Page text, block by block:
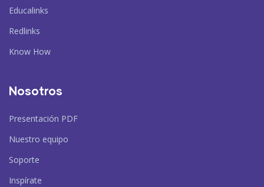
Educalinks
Redlinks
Know How
Nosotros
Presentación PDF
Nuestro equipo
Soporte
Inspírate